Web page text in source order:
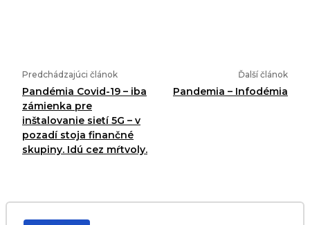
Predchádzajúci článok
Pandémia Covid-19 – iba
zámienka pre
inštalovanie sietí 5G – v
pozadí stoja finančné
skupiny. Idú cez mŕtvoly.
Ďalší článok
Pandemia – Infodémia